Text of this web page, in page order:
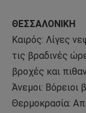
ΘΕΣΣΑΛΟΝΙΚΗ
Καιρός: Λίγες
τις βραδινές
βροχές και
Άνεμοι: Βόρειοι
Θερμοκρασία: